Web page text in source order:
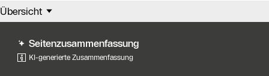
Übersicht
Seitenzusammenfassung
KI-generierte Zusammenfassung